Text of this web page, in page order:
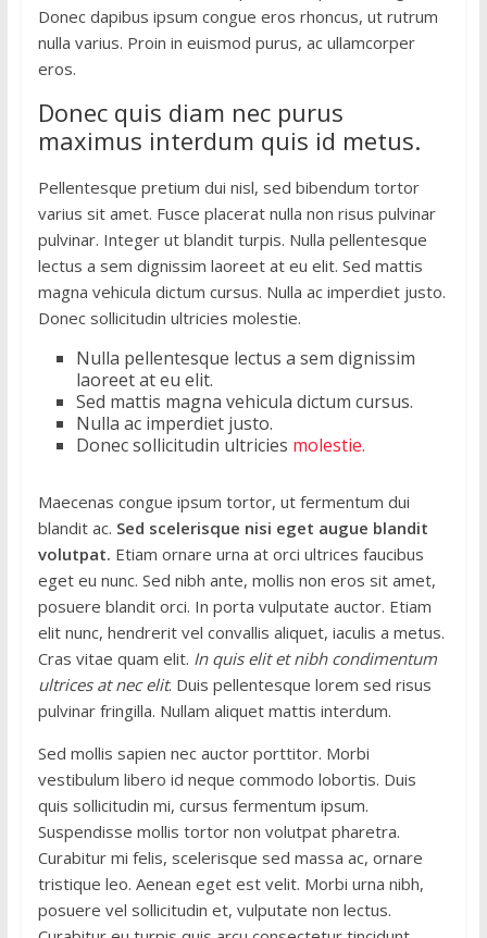
Donec dapibus ipsum congue eros rhoncus, ut rutrum
nulla varius. Proin in euismod purus, ac ullamcorper
eros.
Donec quis diam nec purus
maximus interdum quis id metus.
Pellentesque pretium dui nisl, sed bibendum tortor
varius sit amet. Fusce placerat nulla non risus pulvinar
pulvinar. Integer ut blandit turpis. Nulla pellentesque
lectus a sem dignissim laoreet at eu elit. Sed mattis
magna vehicula dictum cursus. Nulla ac imperdiet justo.
Donec sollicitudin ultricies molestie.
Nulla pellentesque lectus a sem dignissim
laoreet at eu elit.
Sed mattis magna vehicula dictum cursus.
Nulla ac imperdiet justo.
Donec sollicitudin ultricies molestie.
Maecenas congue ipsum tortor, ut fermentum dui
blandit ac. Sed scelerisque nisi eget augue blandit
volutpat. Etiam ornare urna at orci ultrices faucibus
eget eu nunc. Sed nibh ante, mollis non eros sit amet,
posuere blandit orci. In porta vulputate auctor. Etiam
elit nunc, hendrerit vel convallis aliquet, iaculis a metus.
Cras vitae quam elit. In quis elit et nibh condimentum
ultrices at nec elit. Duis pellentesque lorem sed risus
pulvinar fringilla. Nullam aliquet mattis interdum.
Sed mollis sapien nec auctor porttitor. Morbi
vestibulum libero id neque commodo lobortis. Duis
quis sollicitudin mi, cursus fermentum ipsum.
Suspendisse mollis tortor non volutpat pharetra.
Curabitur mi felis, scelerisque sed massa ac, ornare
tristique leo. Aenean eget est velit. Morbi urna nibh,
posuere vel sollicitudin et, vulputate non lectus.